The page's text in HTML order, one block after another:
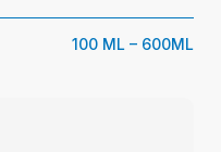
100 ML – 600ML